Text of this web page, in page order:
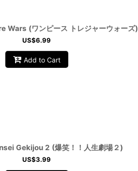
Wars (ワンピース トレジャーウォーズ)
US$6.99
Add to Cart
Gekijou 2 (爆笑！！人生劇場２)
US$3.99